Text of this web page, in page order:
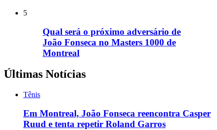
5
Qual será o próximo adversário de
João Fonseca no Masters 1000 de
Montreal
Últimas Notícias
Tênis
Em Montreal, João Fonseca reencontra Casper
Ruud e tenta repetir Roland Garros